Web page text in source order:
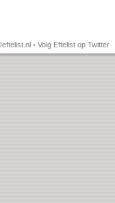
• Volg Eftelist op Twitter